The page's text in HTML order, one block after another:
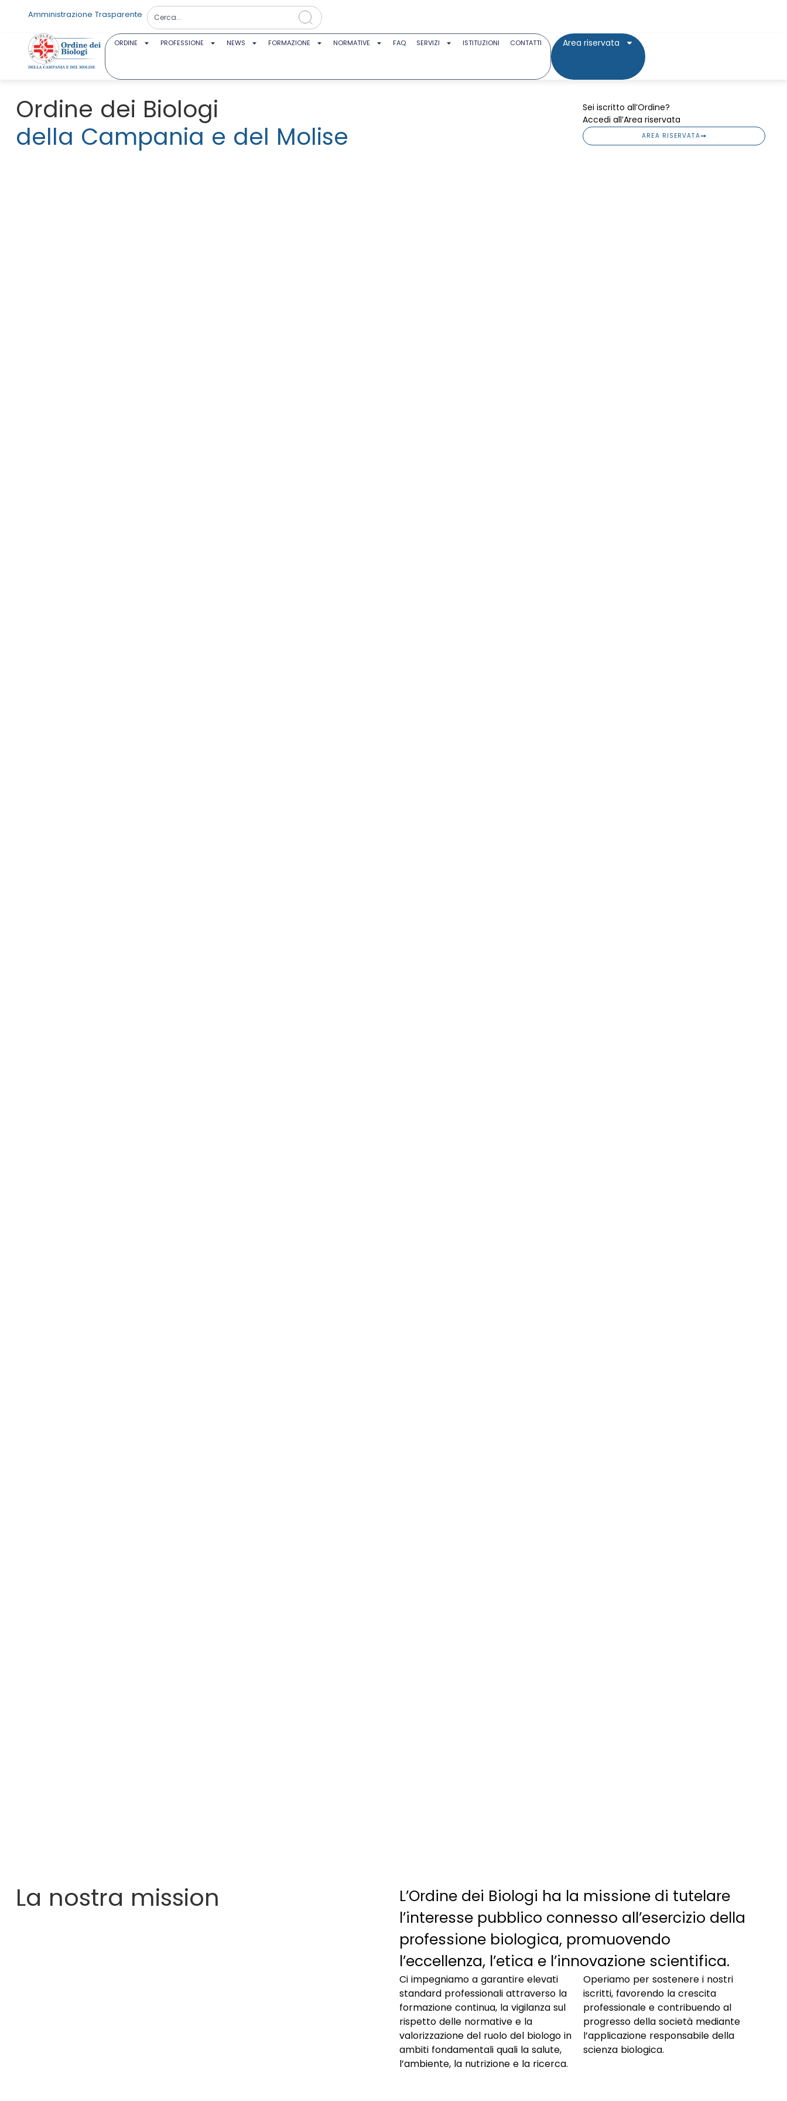
Amministrazione Trasparente
ORDINE PROFESSIONE NEWS FORMAZIONE NORMATIVE FAQ SERVIZI ISTITUZIONI CONTATTI Area riservata
Ordine dei Biologi
della Campania e del Molise
Sei iscritto all’Ordine?
Accedi all’Area riservata
AREA RISERVATA
La nostra mission
L’Ordine dei Biologi ha la missione di tutelare
l’interesse pubblico connesso all’esercizio della
professione biologica, promuovendo
l’eccellenza, l’etica e l’innovazione scientifica.
Ci impegniamo a garantire elevati
standard professionali attraverso la
formazione continua, la vigilanza sul
rispetto delle normative e la
valorizzazione del ruolo del biologo in
ambiti fondamentali quali la salute,
l’ambiente, la nutrizione e la ricerca.
Operiamo per sostenere i nostri
iscritti, favorendo la crescita
professionale e contribuendo al
progresso della società mediante
l’applicazione responsabile della
scienza biologica.